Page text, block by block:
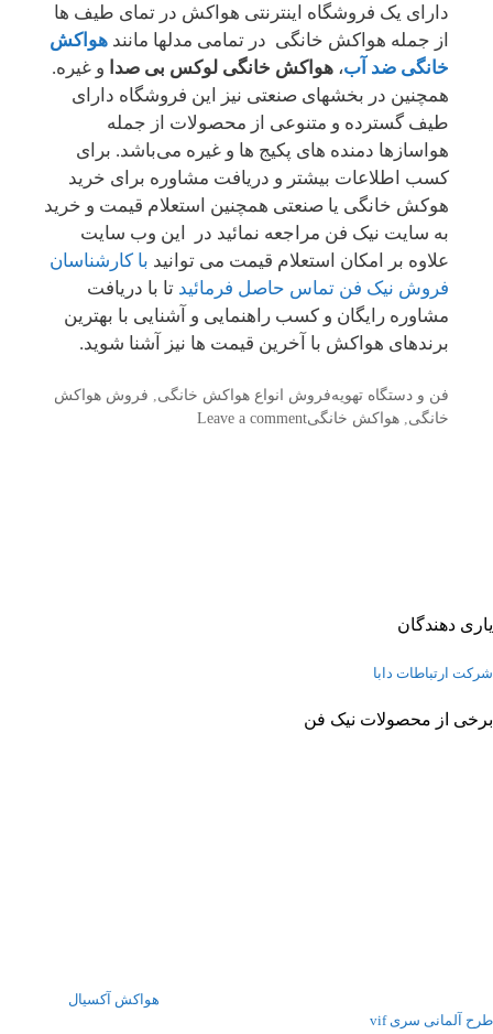
دارای یک فروشگاه اینترنتی هواکش در تمای طیف ها
از جمله هواکش خانگی در تمامی مدلها مانند هواکش
خانگی ضد آب، هواکش خانگی لوکس بی صدا و غیره.
همچنین در بخشهای صنعتی نیز این فروشگاه دارای
طیف گسترده و متنوعی از محصولات از جمله
هواسازها دمنده های پکیج ها و غیره می‌باشد. برای
کسب اطلاعات بیشتر و دریافت مشاوره برای خرید
هوکش خانگی یا صنعتی همچنین استعلام قیمت و خرید
به سایت نیک فن مراجعه نمائید در این وب سایت
علاوه بر امکان استعلام قیمت می توانید با کارشناسان
فروش نیک فن تماس حاصل فرمائید تا با دریافت
مشاوره رایگان و کسب راهنمایی و آشنایی با بهترین
برندهای هواکش با آخرین قیمت ها نیز آشنا شوید.
Categories
فن و دستگاه تهویهTags
فروش انواع هواکش خانگی
فروش هواکش
خانگی هواکش خانگیLeave a comment
یاری دهندگان
شرکت ارتباطات دابا
برخی از محصولات نیک فن
هواکش آکسیال
طرح آلمانی سری vif